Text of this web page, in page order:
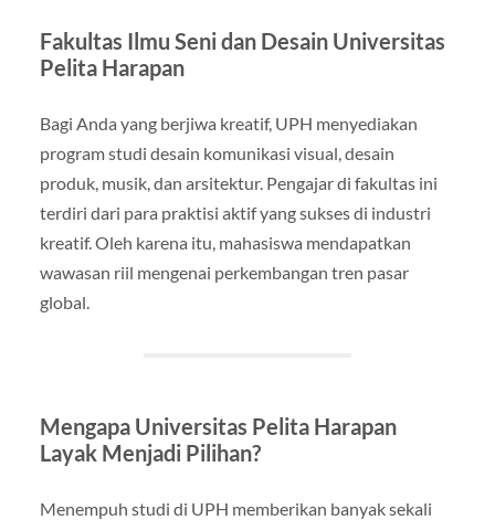
Fakultas Ilmu Seni dan Desain Universitas
Pelita Harapan
Bagi Anda yang berjiwa kreatif, UPH menyediakan
program studi desain komunikasi visual, desain
produk, musik, dan arsitektur. Pengajar di fakultas ini
terdiri dari para praktisi aktif yang sukses di industri
kreatif. Oleh karena itu, mahasiswa mendapatkan
wawasan riil mengenai perkembangan tren pasar
global.
Mengapa Universitas Pelita Harapan
Layak Menjadi Pilihan?
Menempuh studi di UPH memberikan banyak sekali